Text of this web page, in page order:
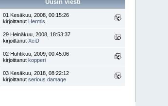
Uusin viesti
01 Kesäkuu, 2008, 00:15:26
kirjoittanut Hermis
29 Heinäkuu, 2008, 18:53:37
kirjoittanutXciD
02 Huhtikuu, 2009, 00:45:06
kirjoittanutkopperi
03 Kesäkuu, 2018, 08:22:12
kirjoittanutserious damage